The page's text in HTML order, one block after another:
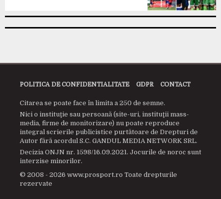
POLITICA DE CONFIDENTIALITATE GDPR CONTACT
Citarea se poate face în limita a 250 de semne.
Nici o instituţie sau persoană (site-uri, instituţii mass-
media, firme de monitorizare) nu poate reproduce
integral scrierile publicistice purtătoare de Drepturi de
Autor fără acordul S.C. GANDUL MEDIA NETWORK SRL.
Decizia ONJN nr. 1598/16.09.2021. Jocurile de noroc sunt
interzise minorilor.
© 2008 - 2026 www.prosport.ro Toate drepturile
rezervate